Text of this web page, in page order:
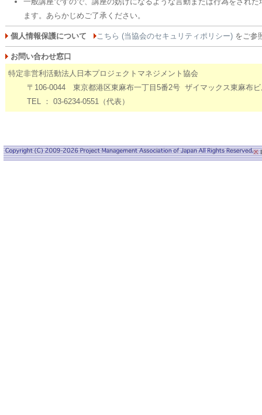
ます。あらかじめご了承ください。
個人情報保護について こちら (当協会のセキュリティポリシー) をご参
お問い合わせ窓口
特定非営利活動法人日本プロジェクトマネジメント協会
〒106-0044 東京都港区東麻布一丁目5番2号 ザイマックス東麻布ビ
TEL ： 03-6234-0551（代表）
※